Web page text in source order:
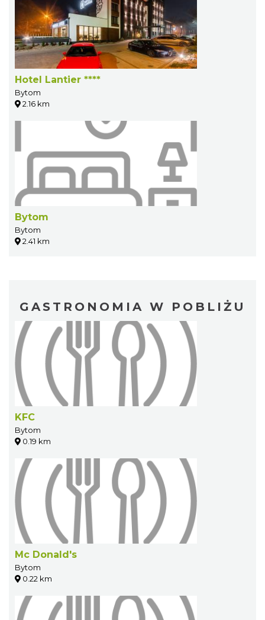
Hotel Lantier ****
Bytom
2.16 km
Bytom
Bytom
2.41 km
GASTRONOMIA W POBLIŻU
KFC
Bytom
0.19 km
Mc Donald's
Bytom
0.22 km